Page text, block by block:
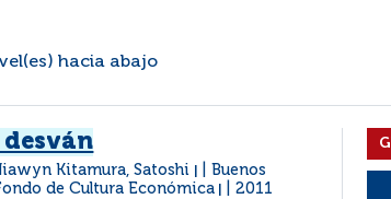
hacia abajo
desván
Kitamura, Satoshi
Buenos
de Cultura Económica
2011